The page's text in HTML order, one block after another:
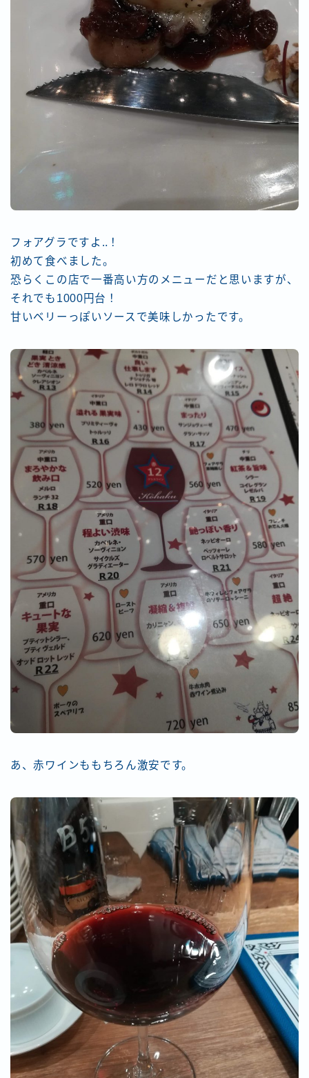
フォアグラですよ‥！
初めて食べました。
恐らくこの店で一番高い方のメニューだと思いますが、
それでも1000円台！
甘いベリーっぽいソースで美味しかったです。
あ、赤ワインももちろん激安です。